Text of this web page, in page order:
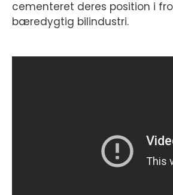
cementeret deres position i
bæredygtig bilindustri.